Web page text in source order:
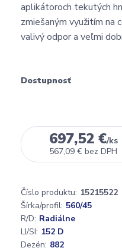
aplikátoroch tekutých
zmiešaným využitím
valivý odpor a veľmi
Dostupnosť
697,52 €/ks
567,09 € bez DPH
Číslo produktu: 15215522
Šírka/profil: 560/45
R/D: Radiálne
LI/SI: 152 D
Dezén: 882